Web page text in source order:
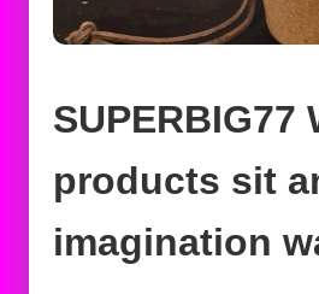
SUPERBIG77
products sit
imagination